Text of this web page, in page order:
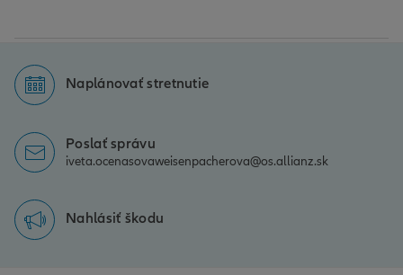
Naplánovať stretnutie
Poslať správu
iveta.ocenasovaweisenpacherova@os.allianz.sk
Nahlásiť škodu